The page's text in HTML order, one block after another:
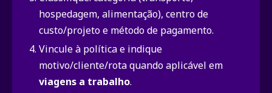
hospedagem, alimentação), centro de
custo/projeto e método de pagamento.
Vincule à política e indique
motivo/cliente/rota quando aplicável em
viagens a trabalho.